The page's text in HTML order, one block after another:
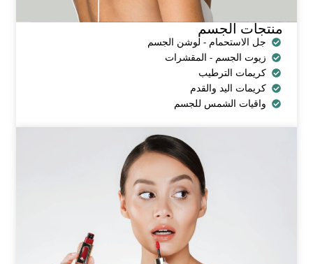
منتجات الجسم
جل الاستحمام - لوشن الجسم
زيوت الجسم - المقشرات
كريمات الترطيب
كريمات اليد والقدم
واقيات الشمس للجسم